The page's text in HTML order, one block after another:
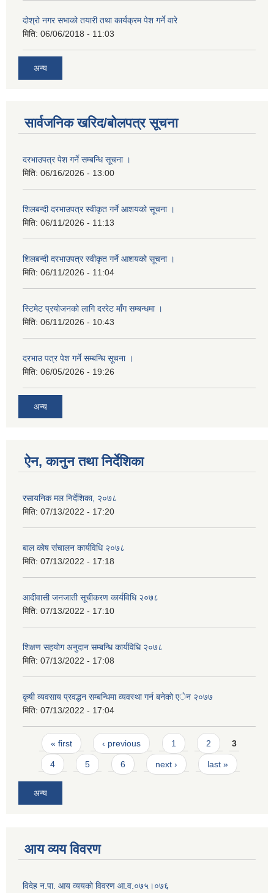
दोश्रो नगर सभाको तयारी तथा कार्यक्रम पेश गर्ने वारे
मिति: 06/06/2018 - 11:03
अन्य
सार्वजनिक खरिद/बोलपत्र सूचना
दरभाउपत्र पेश गर्ने सम्बन्धि सूचना ।
मिति: 06/16/2026 - 13:00
शिलबन्दी दरभाउपत्र स्वीकृत गर्ने आशयको सूचना ।
मिति: 06/11/2026 - 11:13
शिलबन्दी दरभाउपत्र स्वीकृत गर्ने आशयको सूचना ।
मिति: 06/11/2026 - 11:04
स्टिमेट प्रयोजनको लागि दररेट माँग सम्बन्धमा ।
मिति: 06/11/2026 - 10:43
दरभाउ पत्र पेश गर्ने सम्बन्धि सूचना ।
मिति: 06/05/2026 - 19:26
अन्य
ऐन, कानुन तथा निर्देशिका
रसायनिक मल निर्देशिका, २०७८
मिति: 07/13/2022 - 17:20
बाल काेष संचालन कार्यविधि २०७८
मिति: 07/13/2022 - 17:18
आदीवासी जनजाती सूचीकरण कार्यविधि २०७८
मिति: 07/13/2022 - 17:10
शिक्षण सहयाेग अनुदान सम्बन्धि कार्यविधि २०७८
मिति: 07/13/2022 - 17:08
कृषी व्यवसाय प्रवद्धन सम्बन्धिमा व्यवस्था गर्न बनेको एेन २०७७
मिति: 07/13/2022 - 17:04
Pages
« first ‹ previous 1 2 3
4 5 6 next › last »
अन्य
आय व्यय विवरण
विदेह न.पा. आय व्ययको विवरण आ.व.०७५।०७६